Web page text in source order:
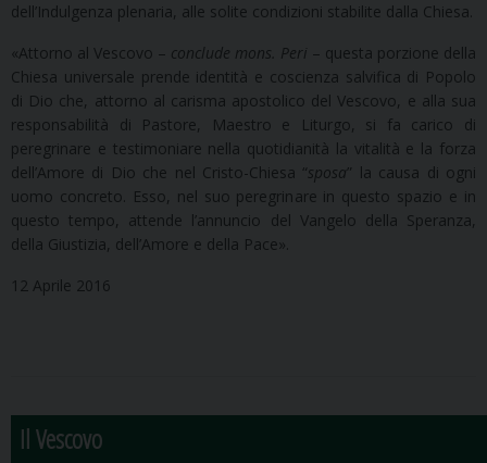
dell’Indulgenza plenaria, alle solite condizioni stabilite dalla Chiesa.
«Attorno al Vescovo – conclude mons. Peri – questa porzione della
Chiesa universale prende identità e coscienza salvifica di Popolo
di Dio che, attorno al carisma apostolico del Vescovo, e alla sua
responsabilità di Pastore, Maestro e Liturgo, si fa carico di
peregrinare e testimoniare nella quotidianità la vitalità e la forza
dell’Amore di Dio che nel Cristo-Chiesa “sposa” la causa di ogni
uomo concreto. Esso, nel suo peregrinare in questo spazio e in
questo tempo, attende l’annuncio del Vangelo della Speranza,
della Giustizia, dell’Amore e della Pace».
12 Aprile 2016
Il Vescovo